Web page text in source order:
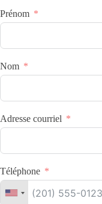
Prénom
Nom
Adresse courriel
Téléphone